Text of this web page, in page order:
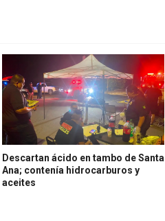
Descartan ácido en tambo de Santa
Ana; contenía hidrocarburos y
aceites